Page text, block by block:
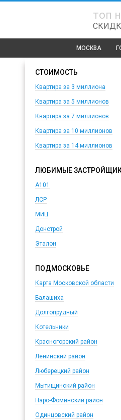
топ
МОСКВА
СТОИМОСТЬ
Квартира за 3 миллиона
Квартира за 5 миллионов
Квартира за 7 миллионов
Квартира за 10 миллионов
Квартира за 14 миллионов
ЛЮБИМЫЕ
А101
ЛСР
МИЦ
Донстрой
Эталон
ПОДМОСКОВЬЕ
Карта Московской области
Балашиха
Долгопрудный
Котельники
Красногорский район
Ленинский район
Люберецкий район
Мытищинский район
Наро-Фоминский район
Одинцовский район